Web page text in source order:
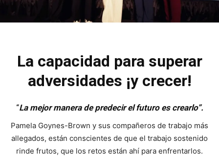
La capacidad para superar
adversidades ¡y crecer!
“La mejor manera de predecir el futuro es crearlo”.
Pamela Goynes-Brown y sus compañeros de trabajo más
allegados, están conscientes de que el trabajo sostenido
rinde frutos, que los retos están ahí para enfrentarlos.